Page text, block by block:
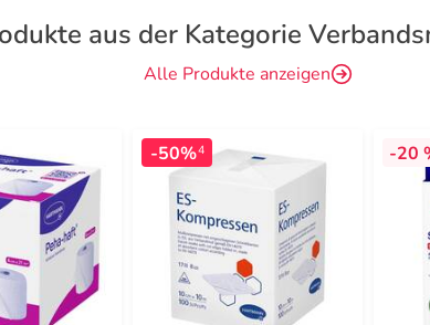
aus der Kategorie
Alle Produkte anzeigen
-50%4 -20